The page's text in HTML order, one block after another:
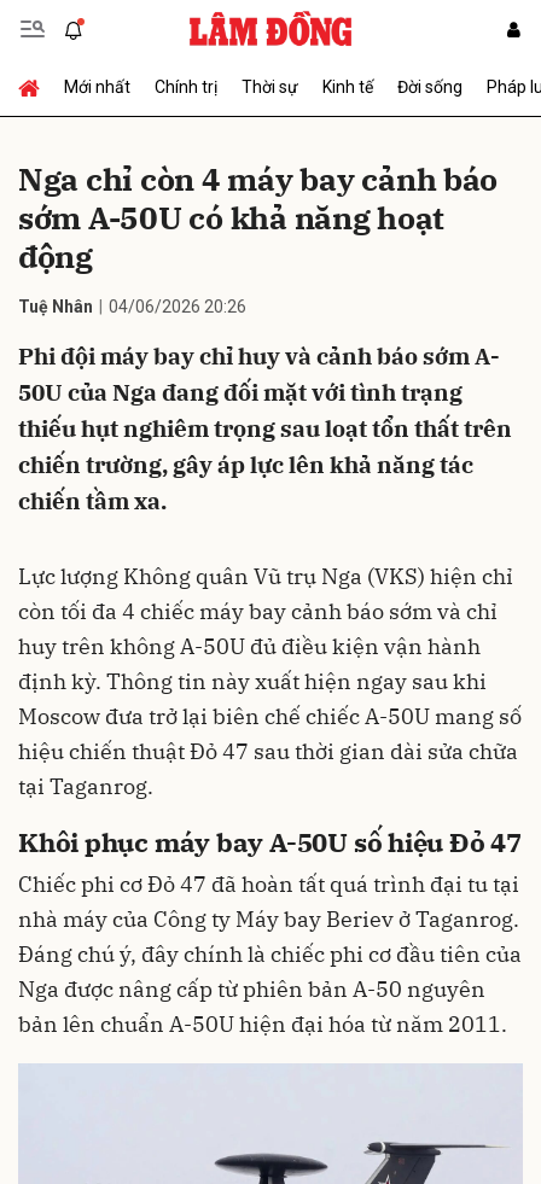
Mới nhất Chính trị Thời sự Kinh tế Đời sống Pháp
Nga chỉ còn 4 máy bay cảnh báo
sớm A-50U có khả năng hoạt
động
Tuệ Nhân 04/06/2026 20:26
Phi đội máy bay chỉ huy và cảnh báo sớm A-
50U của Nga đang đối mặt với tình trạng
thiếu hụt nghiêm trọng sau loạt tổn thất trên
chiến trường, gây áp lực lên khả năng tác
chiến tầm xa.
Lực lượng Không quân Vũ trụ Nga (VKS) hiện chỉ
còn tối đa 4 chiếc máy bay cảnh báo sớm và chỉ
huy trên không A-50U đủ điều kiện vận hành
định kỳ. Thông tin này xuất hiện ngay sau khi
Moscow đưa trở lại biên chế chiếc A-50U mang số
hiệu chiến thuật Đỏ 47 sau thời gian dài sửa chữa
tại Taganrog.
Khôi phục máy bay A-50U số hiệu Đỏ 47
Chiếc phi cơ Đỏ 47 đã hoàn tất quá trình đại tu tại
nhà máy của Công ty Máy bay Beriev ở Taganrog.
Đáng chú ý, đây chính là chiếc phi cơ đầu tiên của
Nga được nâng cấp từ phiên bản A-50 nguyên
bản lên chuẩn A-50U hiện đại hóa từ năm 2011.
Gửi bình luận
Hủy Gửi